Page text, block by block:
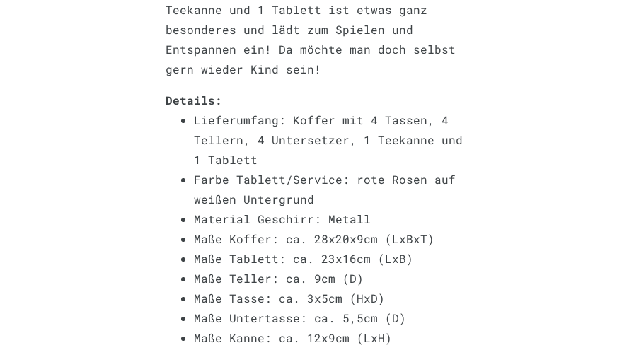
Teekanne und 1 Tablett ist etwas ganz
besonderes und lädt zum Spielen und
Entspannen ein! Da möchte man doch selbst
gern wieder Kind sein!
Details:
Lieferumfang: Koffer mit 4 Tassen, 4
Tellern, 4 Untersetzer, 1 Teekanne und
1 Tablett
Farbe Tablett/Service: rote Rosen auf
weißen Untergrund
Material Geschirr: Metall
Maße Koffer: ca. 28x20x9cm (LxBxT)
Maße Tablett: ca. 23x16cm (LxB)
Maße Teller: ca. 9cm (D)
Maße Tasse: ca. 3x5cm (HxD)
Maße Untertasse: ca. 5,5cm (D)
Maße Kanne: ca. 12x9cm (LxH)